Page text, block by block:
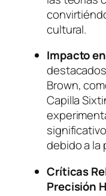
cultural.
Impacto
Brown,
Capilla
debido a la
Críticas
Precisión